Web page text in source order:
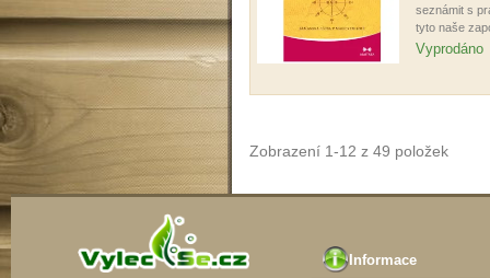
seznámit s
tyto naše
Vyprodáno
Zobrazení 1-12 z 49 položek
Informace